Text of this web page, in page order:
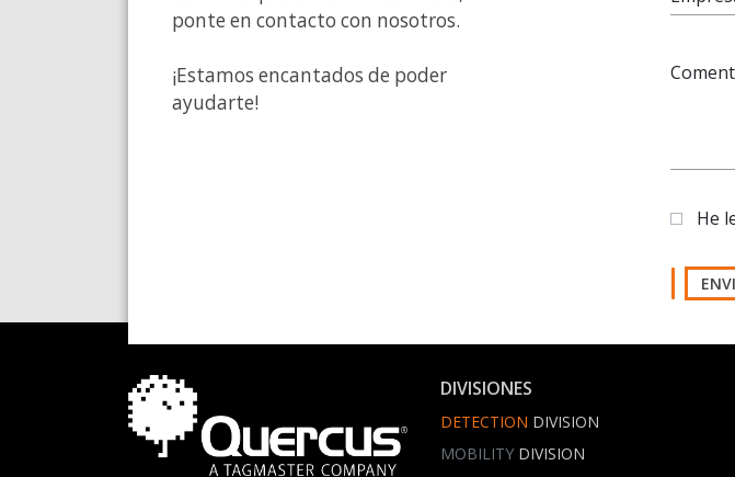
ponte en contacto con nosotros.
¡Estamos encantados de poder
ayudarte!
He
DIVISIONES
DETECTION DIVISION
MOBILITY DIVISION